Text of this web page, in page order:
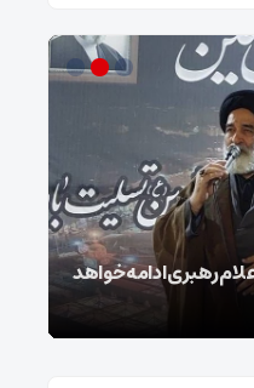
رهبری ادامه خواهد